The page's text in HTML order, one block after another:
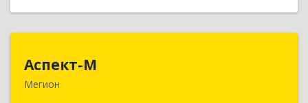
Аспект-М
Мегион
628681, Ханты-Мансийский Автономный округ